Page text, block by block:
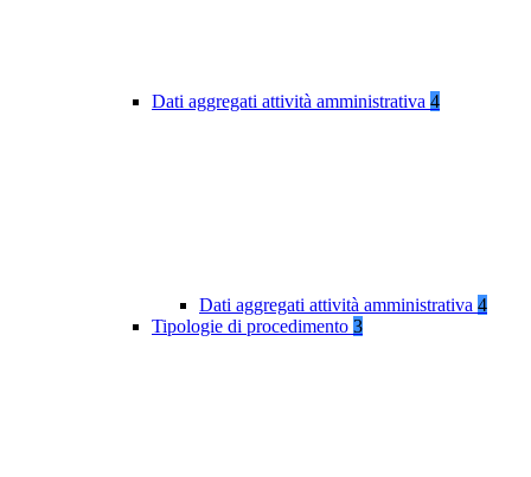
Dati aggregati attività amministrativa 4
Dati aggregati attività amministrativa 4
Tipologie di procedimento 3